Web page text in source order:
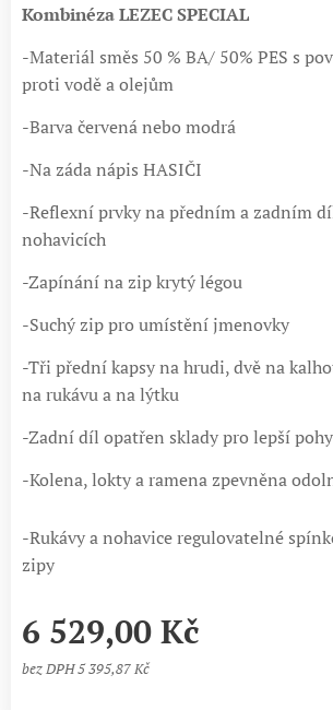
Kombinéza LEZEC SPECIAL
-Materiál směs 50 % BA/ 50% PES s
proti vodě a olejům
-Barva červená nebo modrá
-Na záda nápis HASIČI
-Reflexní prvky na předním a zadním
nohavicích
-Zapínání na zip krytý légou
-Suchý zip pro umístění jmenovky
-Tři přední kapsy na hrudi, dvě na
na rukávu a na lýtku
-Zadní díl opatřen sklady pro lepší
-Kolena, lokty a ramena zpevněna
-Rukávy a nohavice regulovatelné
zipy
6 529,00 Kč
bez DPH 5 395,87 Kč